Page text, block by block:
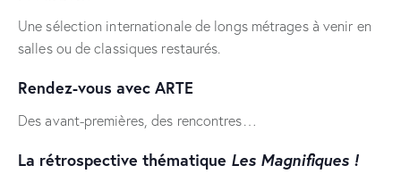
Une sélection internationale de longs métrages à venir en
salles ou de classiques restaurés.
Rendez-vous avec ARTE
Des avant-premières, des rencontres…
La rétrospective thématique Les Magnifiques !